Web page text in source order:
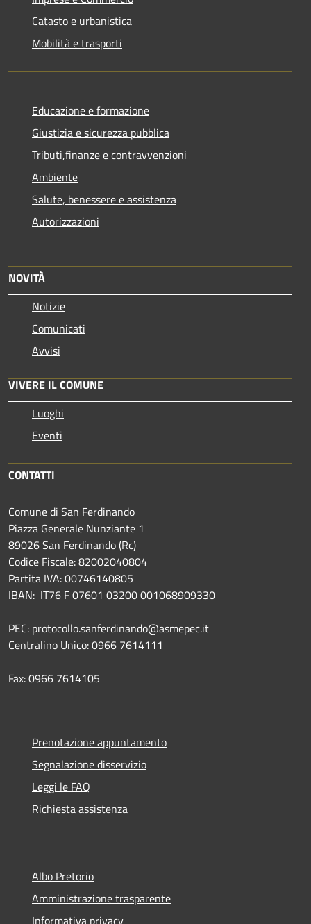
Catasto e urbanistica
Mobilità e trasporti
Educazione e formazione
Giustizia e sicurezza pubblica
Tributi,finanze e contravvenzioni
Ambiente
Salute, benessere e assistenza
Autorizzazioni
NOVITÀ
Notizie
Comunicati
Avvisi
VIVERE IL COMUNE
Luoghi
Eventi
CONTATTI
Comune di San Ferdinando
Piazza Generale Nunziante 1
89026 San Ferdinando (Rc)
Codice Fiscale: 82002040804
Partita IVA: 00746140805
IBAN: IT76 F 07601 03200 001068909330
PEC: protocollo.sanferdinando@asmepec.it
Centralino Unico: 0966 7614111
Fax: 0966 7614105
Prenotazione appuntamento
Segnalazione disservizio
Leggi le FAQ
Richiesta assistenza
Albo Pretorio
Amministrazione trasparente
Informativa privacy